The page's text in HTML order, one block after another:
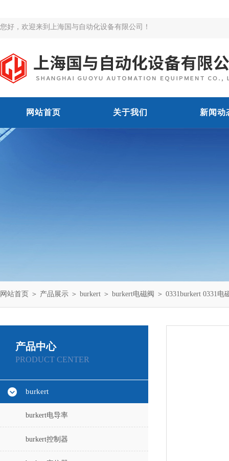
您好，欢迎来到上海国与自动化设备有限公司！
网站首页 关于我们 新闻动
网站首页 ＞ 产品展示 ＞ burkert ＞ burkert电磁阀 ＞ 0331burkert 0331电
产品中心
PRODUCT CENTER
burkert
burkert电导率
burkert控制器